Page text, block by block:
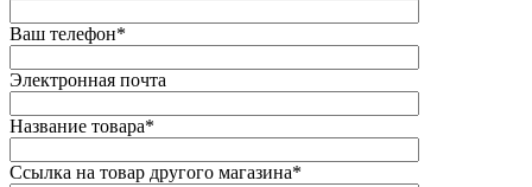
Ваш телефон*
Электронная почта
Название товара*
Ссылка на товар другого магазина*